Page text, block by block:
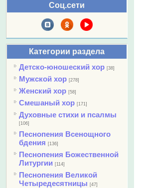
Соц.сети
Категории раздела
Детско-юношеский хор [38]
Мужской хор [278]
Женский хор [58]
Смешаный хор [171]
Духовные стихи и псалмы
[106]
Песнопения Всенощного
бдения [136]
Песнопения Божественной
Литургии [114]
Песнопения Великой
Четыредесятницы [47]